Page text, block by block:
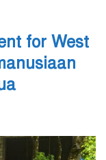
for West